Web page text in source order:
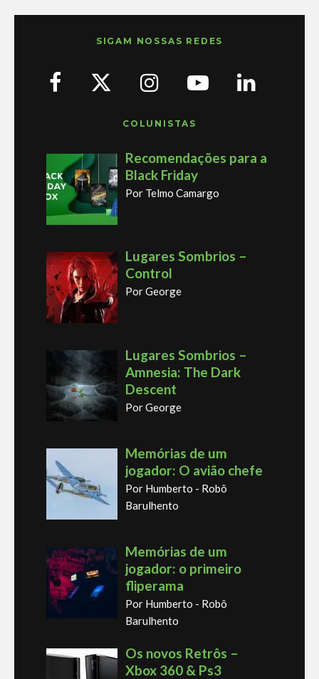
SIGAM NOSSAS REDES
COLUNISTAS
Recomendações para a
Black Friday
Por Telmo Camargo
Lugares Sombrios –
Control
Por George
Lugares Sombrios –
Amnesia: The Dark
Descent
Por George
Memórias de um
jogador: O avião chefe
Por Humberto - Robô
Barulhento
Memórias de um
jogador: o primeiro
fliperama
Por Humberto - Robô
Barulhento
Os novos Retrôs –
Xbox 360 & Ps3